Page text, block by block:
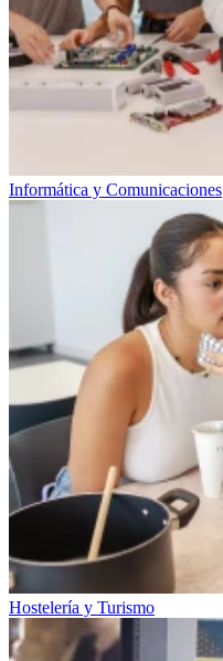
Informática y Comunicaciones
Hostelería y Turismo